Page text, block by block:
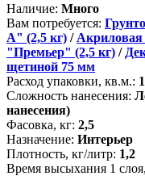
Наличие: Много
Вам потребуется:
А" (2,5 кг) / Акриловая
"Премьер" (2,5 кг) /
щетиной 75 мм
Расход упаковки, кв.м.:
Сложность нанесения:
нанесения)
Фасовка, кг: 2,5
Назначение: Интерьер
Плотность, кг/литр: 1,2
Время высыхания 1